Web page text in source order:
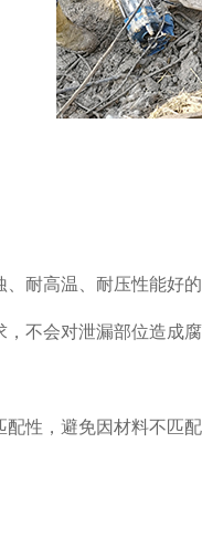
耐高温、耐压性能好的
不会对泄漏部位造成
，避免因材料不匹